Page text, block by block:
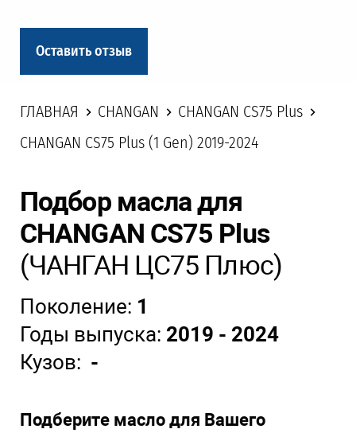
Оставить отзыв
ГЛАВНАЯ CHANGAN
CHANGAN CS75 Plus
CHANGAN CS75 Plus (1 Gen) 2019-2024
Подбор масла для
CHANGAN CS75 Plus
(ЧАНГАН ЦС75 Плюс)
Поколение: 1
Годы выпуска: 2019 - 2024
Кузов: -
Подберите масло для Вашего